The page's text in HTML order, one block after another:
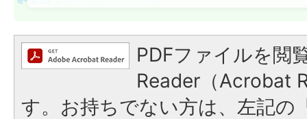
PDFファイルを閲
Reader（Acrobat
す。お持ちでない方は、左記の